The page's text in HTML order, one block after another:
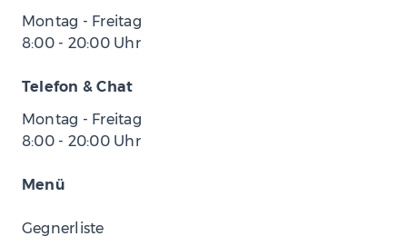
Montag - Freitag
8:00- 20:00Uhr
Telefon & Chat
Montag - Freitag
8:00- 20:00Uhr
Menü
Gegnerliste